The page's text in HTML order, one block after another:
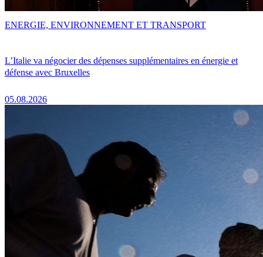
L’Italie va négocier des dépenses supplémentaires en énergie et
défense avec Bruxelles
05.08.2026
ENERGIE, ENVIRONNEMENT ET TRANSPORT